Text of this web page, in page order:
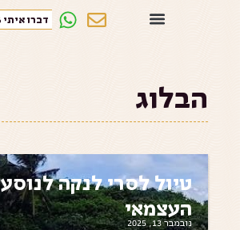
דברו איתי 050-4515176
הבלוג
טיול לסרי לנקה לנוסע
העצמאי
נובמבר 13, 2025